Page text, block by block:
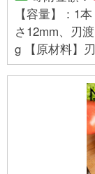
【容量】：1
さ12mm、刃
g 【原材料】
木、口金:ステ